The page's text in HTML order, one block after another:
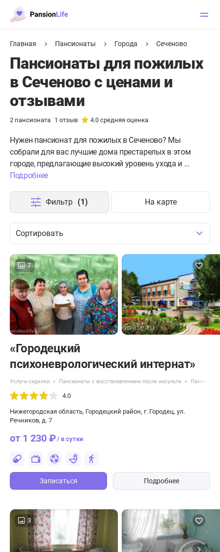
Главная Пансионаты Города Сеченово
Пансионаты для пожилых
в Сеченово с ценами и
отзывами
2 пансионата 1 отзыв 4.0 средняя оценка
Нужен пансионат для пожилых в Сеченово? Мы
собрали для вас лучшие дома престарелых в этом
городе, предлагающие высокий уровень ухода и ...
Подробнее
Сортировать
Фильтр (1) На карте
7
«Городецкий
психоневрологический интернат»
Услуги сиделки Пансионаты с восстановлением после инсульта
4.0
Нижегородская область, Городецкий район, г. Городец, ул.
Речников, д. 7
от 1 230 ₽/ в сутки
Записаться Подробнее
3